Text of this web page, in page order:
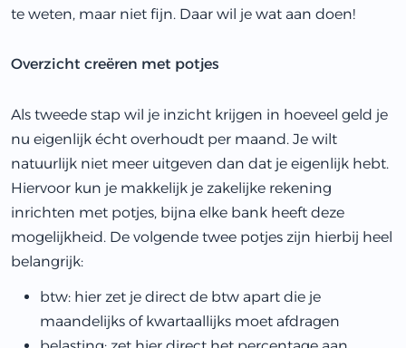
te weten, maar niet fijn. Daar wil je wat aan doen!
Overzicht creëren met potjes
Als tweede stap wil je inzicht krijgen in hoeveel geld je
nu eigenlijk écht overhoudt per maand. Je wilt
natuurlijk niet meer uitgeven dan dat je eigenlijk hebt.
Hiervoor kun je makkelijk je zakelijke rekening
inrichten met potjes, bijna elke bank heeft deze
mogelijkheid. De volgende twee potjes zijn hierbij heel
belangrijk:
btw: hier zet je direct de btw apart die je
maandelijks of kwartaallijks moet afdragen